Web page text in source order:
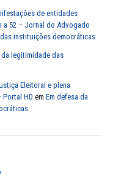
de entidades
a 52 – Jornal do Advogado
instituições democráticas
da legitimidade das
Eleitoral e plena
HD em Em defesa da